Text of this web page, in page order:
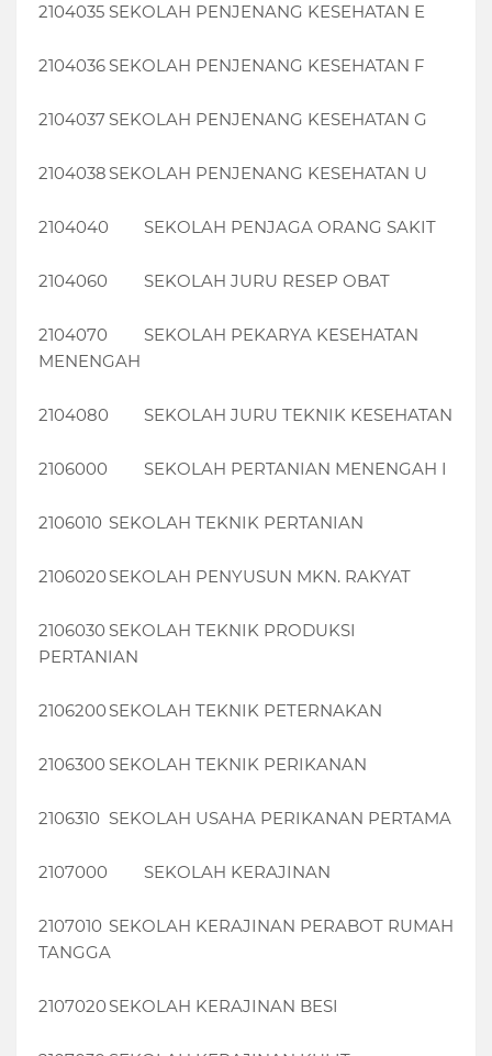
2104035 SEKOLAH PENJENANG KESEHATAN E
2104036 SEKOLAH PENJENANG KESEHATAN F
2104037 SEKOLAH PENJENANG KESEHATAN G
2104038 SEKOLAH PENJENANG KESEHATAN U
2104040 SEKOLAH PENJAGA ORANG SAKIT
2104060 SEKOLAH JURU RESEP OBAT
2104070
SEKOLAH PEKARYA KESEHATAN
MENENGAH
2104080 SEKOLAH JURU TEKNIK KESEHATAN
2106000 SEKOLAH PERTANIAN MENENGAH I
2106010 SEKOLAH TEKNIK PERTANIAN
2106020SEKOLAH PENYUSUN MKN. RAKYAT
2106030 SEKOLAH TEKNIK PRODUKSI
PERTANIAN
2106200SEKOLAH TEKNIK PETERNAKAN
2106300 SEKOLAH TEKNIK PERIKANAN
2106310 SEKOLAH USAHA PERIKANAN PERTAMA
2107000 SEKOLAH KERAJINAN
2107010 SEKOLAH KERAJINAN PERABOT RUMAH
TANGGA
2107020SEKOLAH KERAJINAN BESI